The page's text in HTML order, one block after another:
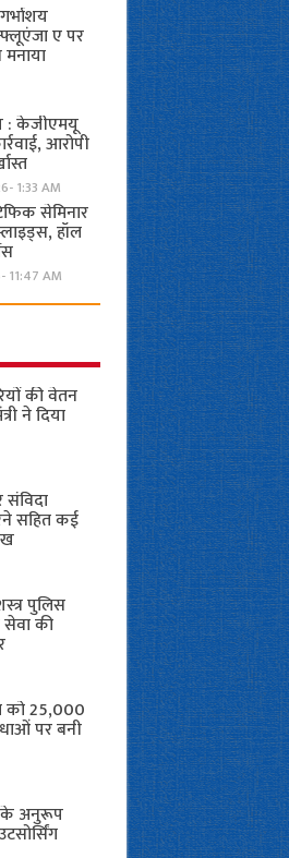
ए पर
: केजीएमयू
आरोपी
1:33 AM
सेमिनार
हॉल
11:47 AM
की वेतन
ने दिया
सहित कई
पुलिस
सेवा की
को 25,000
पर बनी
के अनुरूप